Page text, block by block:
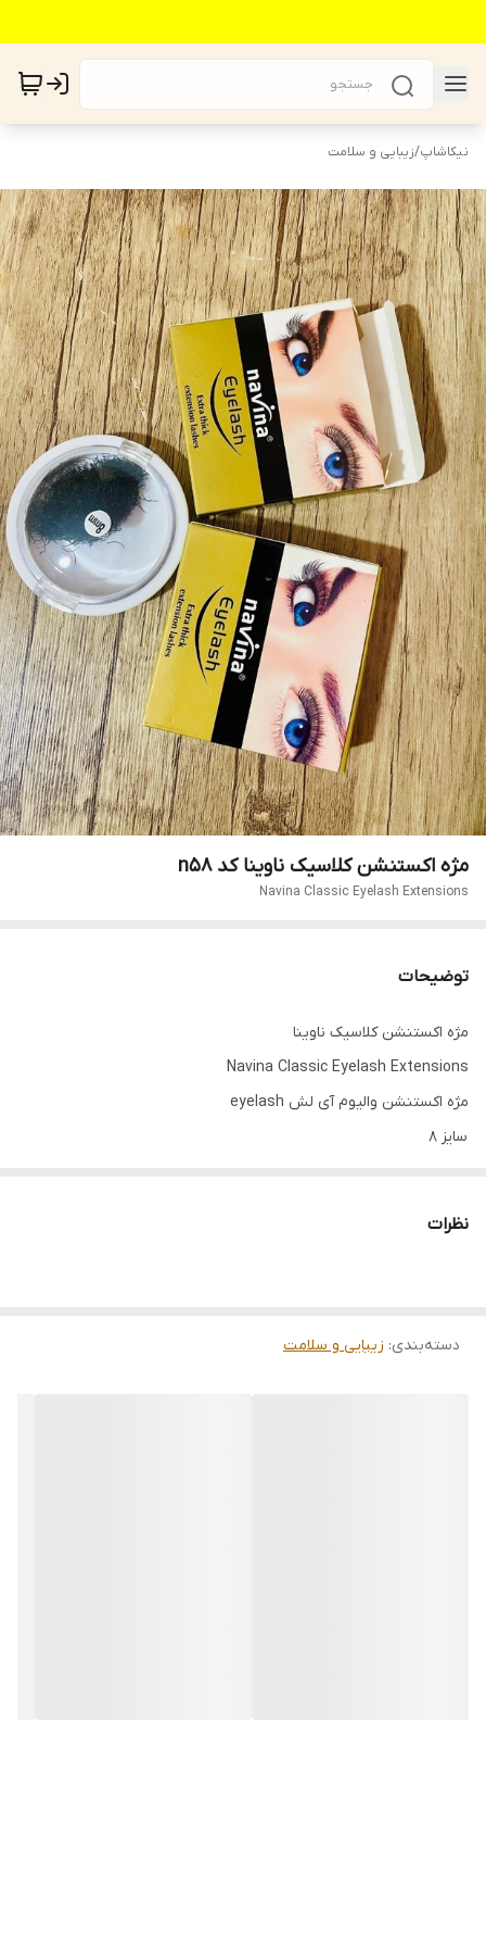
نیکاشاپ/زیبایی و سلامت
مژه اکستنشن کلاسیک ناوینا کد n58
Navina Classic Eyelash Extensions
توضیحات
مژه اکستنشن کلاسیک ناوینا
Navina Classic Eyelash Extensions
مژه اکستنشن والیوم آی لش eyelash
سایز 8
نظرات
دسته‌بندی: زیبایی و سلامت